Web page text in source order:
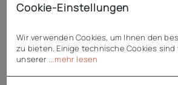
natürliches Kältemittel R290
Enthaltenes Zubehör
1 x Eisschaufel
Cookie-Einstellungen
Wir verwenden Cookies, um Ihnen den
zu bieten. Einige technische Cookies
unserer ...mehr lesen